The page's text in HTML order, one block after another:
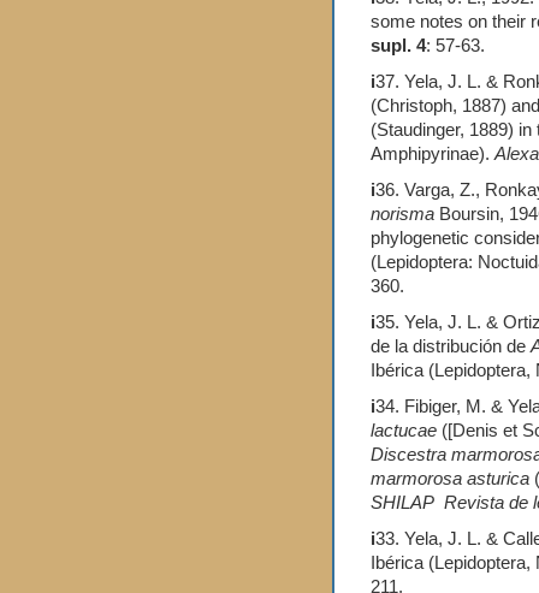
some notes on their
supl. 4: 57-63.
i37. Yela, J. L. &
(Christoph, 1887)
(Staudinger, 1889)
Amphipyrinae).
i36. Varga, Z.,
norisma Boursin,
phylogenetic
(Lepidoptera:
360.
i35. Yela, J. L. &
de la distribución de
Ibérica
i34. Fibiger, M. &
lactucae ([Denis et
Discestra
marmorosa asturica
SHILAP Revista de
i33. Yela, J. L. &
Ibérica
211.